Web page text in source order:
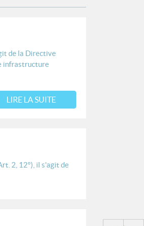
de la Directive
infrastructure
LIRE LA SUITE
2, 12°), il s'agit de